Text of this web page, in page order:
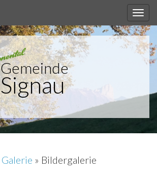
Gemeinde
Signau
Galerie » Bildergalerie